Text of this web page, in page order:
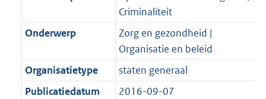
Criminaliteit
Onderwerp
Zorg en gezondheid |
Organisatie en beleid
Organisatietype
staten generaal
Publicatiedatum
2016-09-07